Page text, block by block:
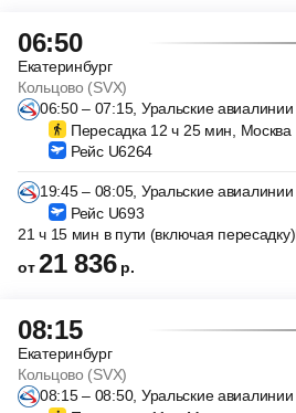
06:50
Екатеринбург
Кольцово (SVX)
06:50 – 07:15, Уральские авиалинии
Пересадка 12 ч 25 мин, Москва
Рейс U6264
19:45 – 08:05, Уральские авиалинии
Рейс U693
21 ч 15 мин в пути (включая пересадку)
от21 836 р.
08:15
Екатеринбург
Кольцово (SVX)
08:15 – 08:50, Уральские авиалинии